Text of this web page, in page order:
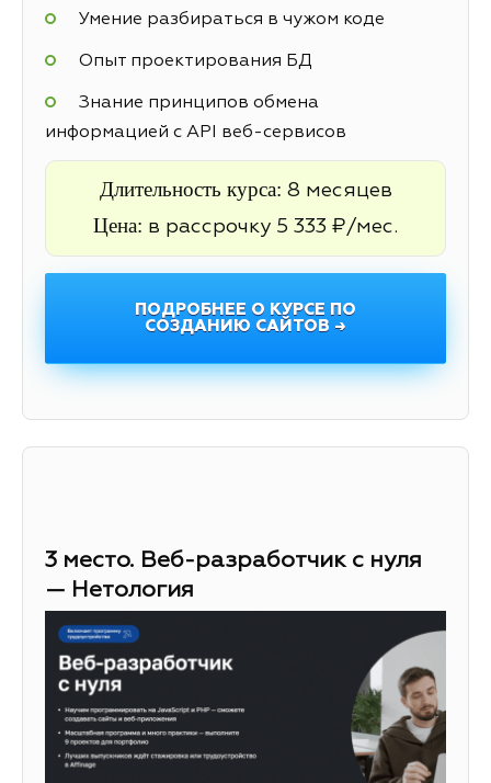
Умение разбираться в чужом коде
Опыт проектирования БД
Знание принципов обмена
информацией с API веб-сервисов
Длительность курса: 8 месяцев
Цена: в рассрочку 5 333 ₽/мес.
ПОДРОБНЕЕ О КУРСЕ ПО
СОЗДАНИЮ САЙТОВ →
3 место. Веб-разработчик с нуля
— Нетология